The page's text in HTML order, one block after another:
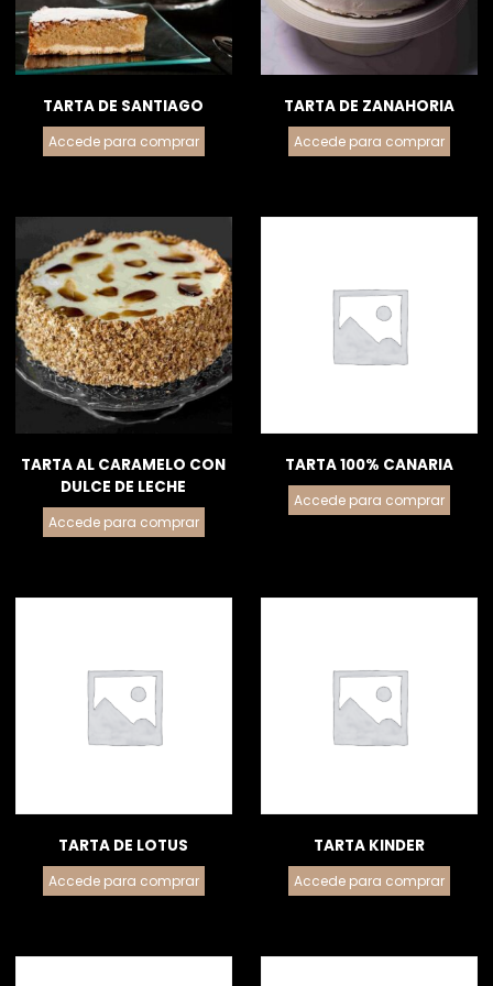
TARTA DE SANTIAGO
Accede para comprar
TARTA DE ZANAHORIA
Accede para comprar
TARTA AL CARAMELO CON
DULCE DE LECHE
Accede para comprar
TARTA 100% CANARIA
Accede para comprar
TARTA DE LOTUS
Accede para comprar
TARTA KINDER
Accede para comprar